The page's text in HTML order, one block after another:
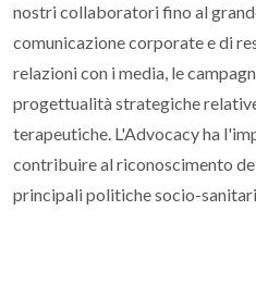
nostri collaboratori fino al
comunicazione corporate e di
relazioni con i media, le
progettualità strategiche
terapeutiche. L'Advocacy ha
contribuire al riconoscimento
principali politiche socio-